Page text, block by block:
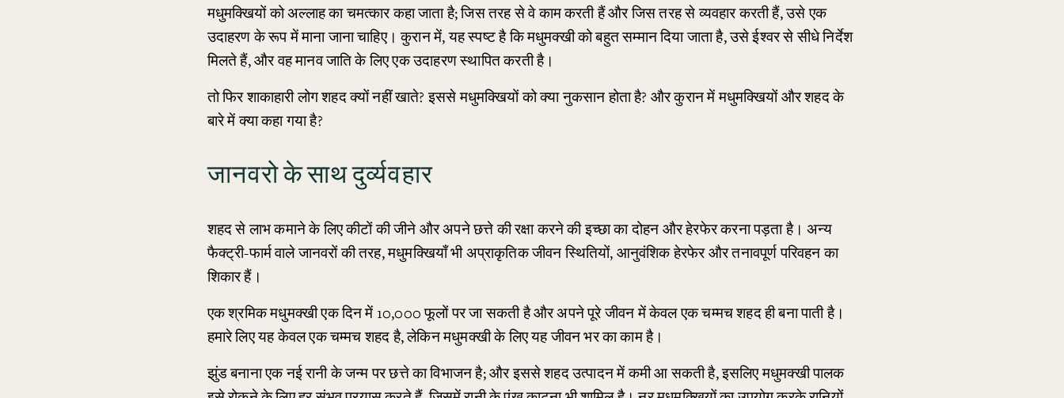
मधुमक्खियों को अल्लाह का चमत्कार कहा जाता है; जिस तरह से वे काम करती हैं और जिस तरह से व्यवहार करती हैं, उसे एक
उदाहरण के रूप में माना जाना चाहिए। कुरान में, यह स्पष्ट है कि मधुमक्खी को बहुत सम्मान दिया जाता है, उसे ईश्वर से सीधे निर्देश
मिलते हैं, और वह मानव जाति के लिए एक उदाहरण स्थापित करती है।
तो फिर शाकाहारी लोग शहद क्यों नहीं खाते? इससे मधुमक्खियों को क्या नुकसान होता है? और कुरान में मधुमक्खियों और शहद के
बारे में क्या कहा गया है?
जानवरो के साथ दुर्व्यवहार
शहद से लाभ कमाने के लिए कीटों की जीने और अपने छत्ते की रक्षा करने की इच्छा का दोहन और हेरफेर करना पड़ता है। अन्य
फैक्ट्री-फार्म वाले जानवरों की तरह, मधुमक्खियाँ भी अप्राकृतिक जीवन स्थितियों, आनुवंशिक हेरफेर और तनावपूर्ण परिवहन का
शिकार हैं।
एक श्रमिक मधुमक्खी एक दिन में 10,000 फूलों पर जा सकती है और अपने पूरे जीवन में केवल एक चम्मच शहद ही बना पाती है।
हमारे लिए यह केवल एक चम्मच शहद है, लेकिन मधुमक्खी के लिए यह जीवन भर का काम है।
झुंड बनाना एक नई रानी के जन्म पर छत्ते का विभाजन है; और इससे शहद उत्पादन में कमी आ सकती है, इसलिए मधुमक्खी पालक